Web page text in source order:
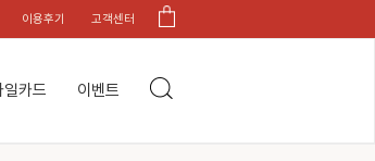
이용후기 고객센터
일카드 이벤트